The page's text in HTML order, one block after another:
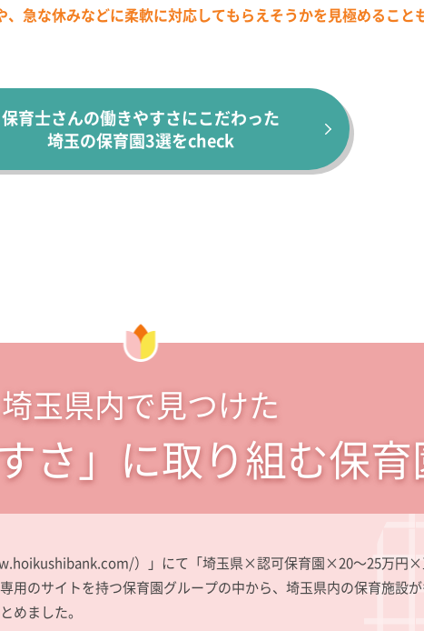
、急な休みなどに柔軟に対応してもらえそうかを見極めること
保育士さんの働きやすさにこだわった
埼玉の保育園3選をcheck
埼玉県内で見つけた
さ」に取り組む保育
）」にて「埼玉県×認可保育園×20～25万円
用のサイトを持つ保育園グループの中から、埼玉県内の保育施設
めました。